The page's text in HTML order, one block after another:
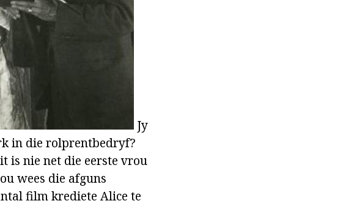
Jy
in die rolprentbedryf?
is nie net die eerste vrou
wees die afguns
film krediete Alice te